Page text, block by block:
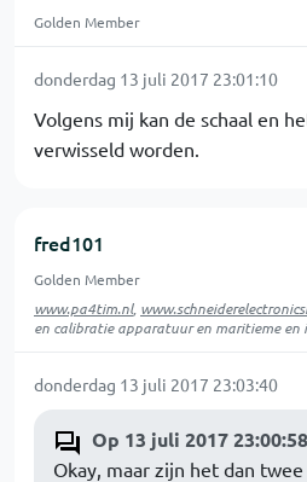
Golden Member
donderdag 13 juli 2017 23:01:10
Volgens mij kan de schaal en
verwisseld worden.
fred101
Golden Member
www.pa4tim.nl,
en calibratie apparatuur en maritieme en
donderdag 13 juli 2017 23:03:40
Op 13 juli 2017
Okay, maar zijn het dan